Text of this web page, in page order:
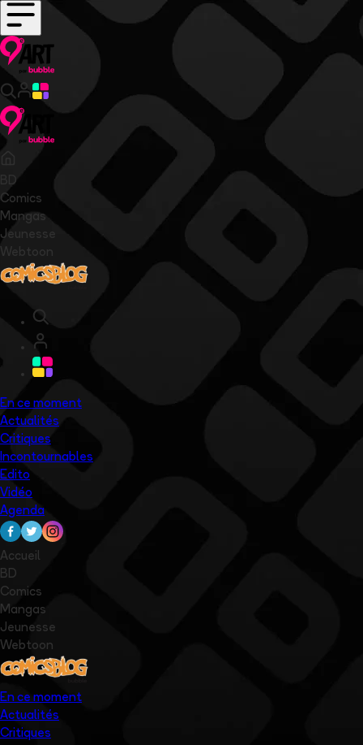
BD
Comics
Mangas
Jeunesse
Webtoon
En ce moment
Actualités
Critiques
Incontournables
Edito
Vidéo
Agenda
Accueil
BD
Comics
Mangas
Jeunesse
Webtoon
En ce moment
Actualités
Critiques